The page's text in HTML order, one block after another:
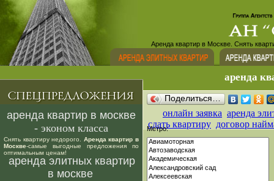
Аренда квартир в Москве. Снять
аренда
аренда квартир в москве
- эконом класса
Снять квартиру недорого. Аренда квартир в
Москве-самые выгодные предложения по
оптимальным ценам!
аренда элитных квартир
в москве
Поделиться…
онлайн заявка аренда
сдать квартиру договор
Метро: